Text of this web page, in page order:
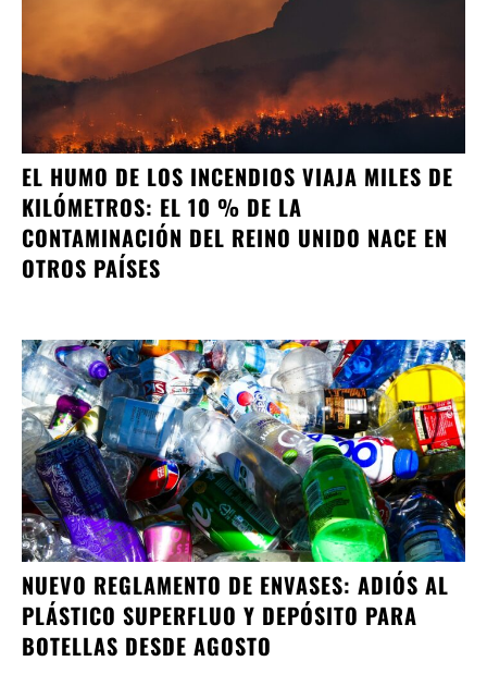
EL HUMO DE LOS INCENDIOS VIAJA MILES DE
KILÓMETROS: EL 10 % DE LA
CONTAMINACIÓN DEL REINO UNIDO NACE EN
OTROS PAÍSES
NUEVO REGLAMENTO DE ENVASES: ADIÓS AL
PLÁSTICO SUPERFLUO Y DEPÓSITO PARA
BOTELLAS DESDE AGOSTO